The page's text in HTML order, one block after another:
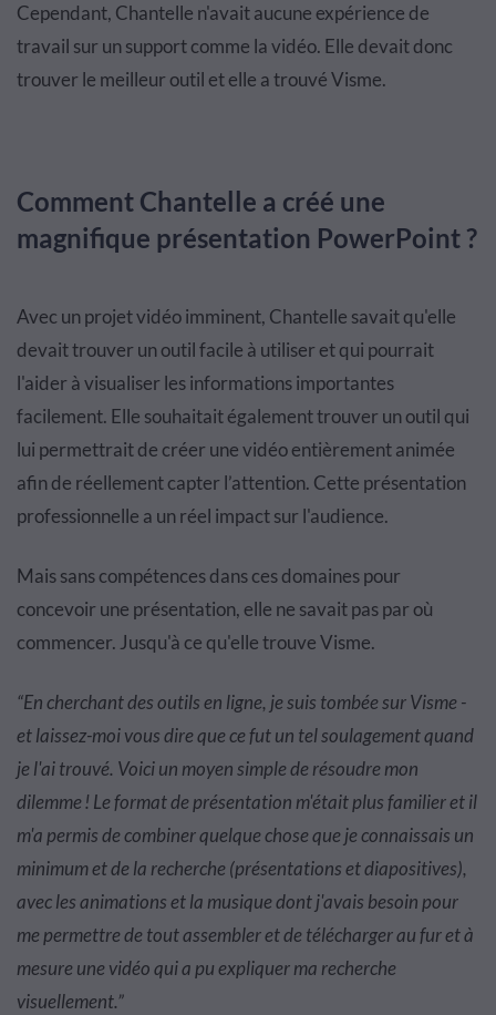
Cependant, Chantelle n'avait aucune expérience de
travail sur un support comme la vidéo. Elle devait donc
trouver le meilleur outil et elle a trouvé Visme.
Comment Chantelle a créé une
magnifique présentation PowerPoint ?
Avec un projet vidéo imminent, Chantelle savait qu'elle
devait trouver un outil facile à utiliser et qui pourrait
l'aider à visualiser les informations importantes
facilement. Elle souhaitait également trouver un outil qui
lui permettrait de créer une vidéo entièrement animée
afin de réellement capter l’attention. Cette présentation
professionnelle a un réel impact sur l'audience.
Mais sans compétences dans ces domaines pour
concevoir une présentation, elle ne savait pas par où
commencer. Jusqu'à ce qu'elle trouve Visme.
“En cherchant des outils en ligne, je suis tombée sur Visme -
et laissez-moi vous dire que ce fut un tel soulagement quand
je l'ai trouvé. Voici un moyen simple de résoudre mon
dilemme ! Le format de présentation m'était plus familier et il
m'a permis de combiner quelque chose que je connaissais un
minimum et de la recherche (présentations et diapositives),
avec les animations et la musique dont j'avais besoin pour
me permettre de tout assembler et de télécharger au fur et à
mesure une vidéo qui a pu expliquer ma recherche
visuellement.”